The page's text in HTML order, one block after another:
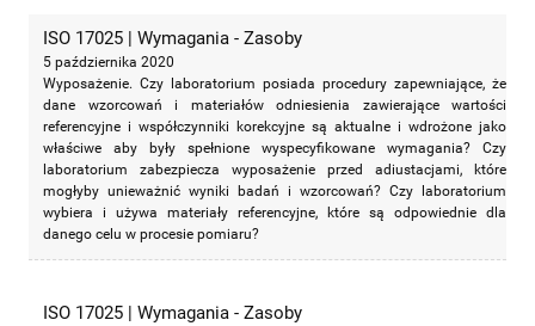
ISO 17025 | Wymagania - Zasoby
5 października 2020
Wyposażenie. Czy laboratorium posiada procedury zapewniające, że
dane wzorcowań i materiałów odniesienia zawierające wartości
referencyjne i współczynniki korekcyjne są aktualne i wdrożone jako
właściwe aby były spełnione wyspecyfikowane wymagania? Czy
laboratorium zabezpiecza wyposażenie przed adiustacjami, które
mogłyby unieważnić wyniki badań i wzorcowań? Czy laboratorium
wybiera i używa materiały referencyjne, które są odpowiednie dla
danego celu w procesie pomiaru?
ISO 17025 | Wymagania - Zasoby